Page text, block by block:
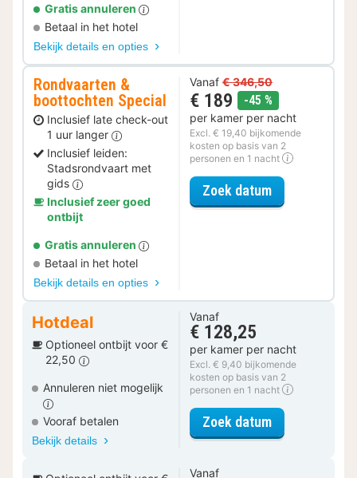
Gratis annuleren
Betaal in het hotel
Bekijk details en opties
Rondvaarten &
boottochten Special
Inclusief late check-out
1 uur langer
Inclusief leiden:
Stadsrondvaart met
gids
Inclusief zeer goed
ontbijt
Gratis annuleren
Betaal in het hotel
Bekijk details en opties
Vanaf € 346,50
€ 189 -45 %
per kamer per nacht
Excl. € 19,40 bijkomende
kosten op basis van 2
personen en 1 nacht
Zoek datumvoor
Hotdeal
Optioneel ontbijt voor €
22,50
Annuleren niet mogelijk
Vooraf betalen
Bekijk details
Vanaf
€ 128,25
per kamer per nacht
Excl. € 9,40 bijkomende
kosten op basis van 2
personen en 1 nacht
Zoek datumvoor
Vanaf